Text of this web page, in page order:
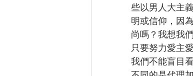
些以男人大主
明或信仰，因
尚嗎？我想我
只要努力愛主
我們不能盲目